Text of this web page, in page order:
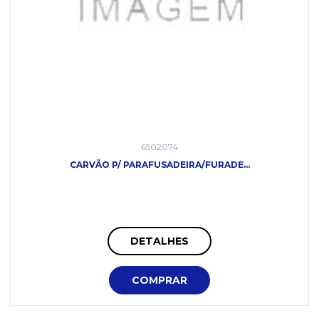
6502074
CARVÃO P/ PARAFUSADEIRA/FURADE...
DETALHES
COMPRAR